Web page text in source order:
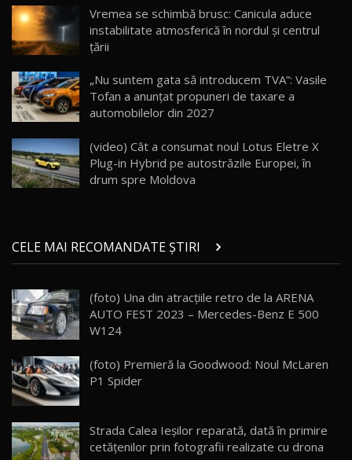
17
30:08
Noul Geely EX5 EM-i care a cucerit Moldova
AutoBlog.MD
23:36
20
Noul ZEEKR 7X / Test Drive AutoBlog.MD
29:08
21
Micul BYD Dolphin Surf / Test Drive
AutoBlog.MD
16:59
22
Noua Mazda 6e / Test Drive AutoBlog.MD
26:59
23
Lynk & Co 01 / Test Drive AutoBlog.MD
25:19
24
ZEEKR 009: Cel mai Performant și Confortabil
Van Electric Testat în Moldova / AutoBlog.MD
26:38
Vremea se schimbă brusc: Canicula aduce
instabilitate atmosferică în nordul și centrul
țării
„Nu suntem gata să introducem TVA”: Vasile
Tofan a anunțat propuneri de taxare a
automobilelor din 2027
(video) Cât a consumat noul Lotus Eletre X
Plug-in Hybrid pe autostrăzile Europei, în
drum spre Moldova
CELE MAI RECOMANDATE ȘTIRI
(foto) Una din atracțiile retro de la ARENA
AUTO FEST 2023 – Mercedes-Benz E 500
W124
(foto) Premieră la Goodwood: Noul McLaren
P1 Spider
Strada Calea Ieşilor reparată, dată în primire
cetăţenilor prin fotografii realizate cu drona